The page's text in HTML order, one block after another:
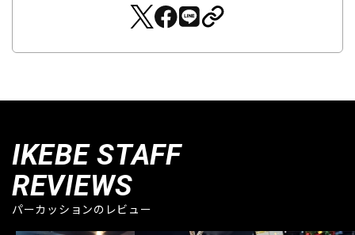
IKEBE STAFF
REVIEWS
パーカッションのレビュー